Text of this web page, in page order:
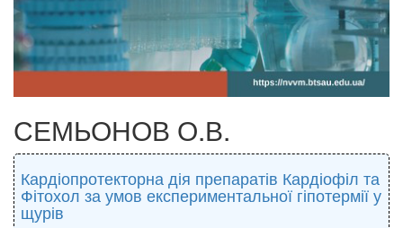
СЕМЬОНОВ О.В.
Кардіопротекторна дія препаратів Кардіофіл та
Фітохол за умов експериментальної гіпотермії у
щурів